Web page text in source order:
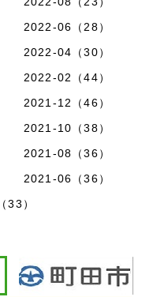
2022-06（28）
2022-04（30）
2022-02（44）
2021-12（46）
2021-10（38）
2021-08（36）
2021-06（36）
33）